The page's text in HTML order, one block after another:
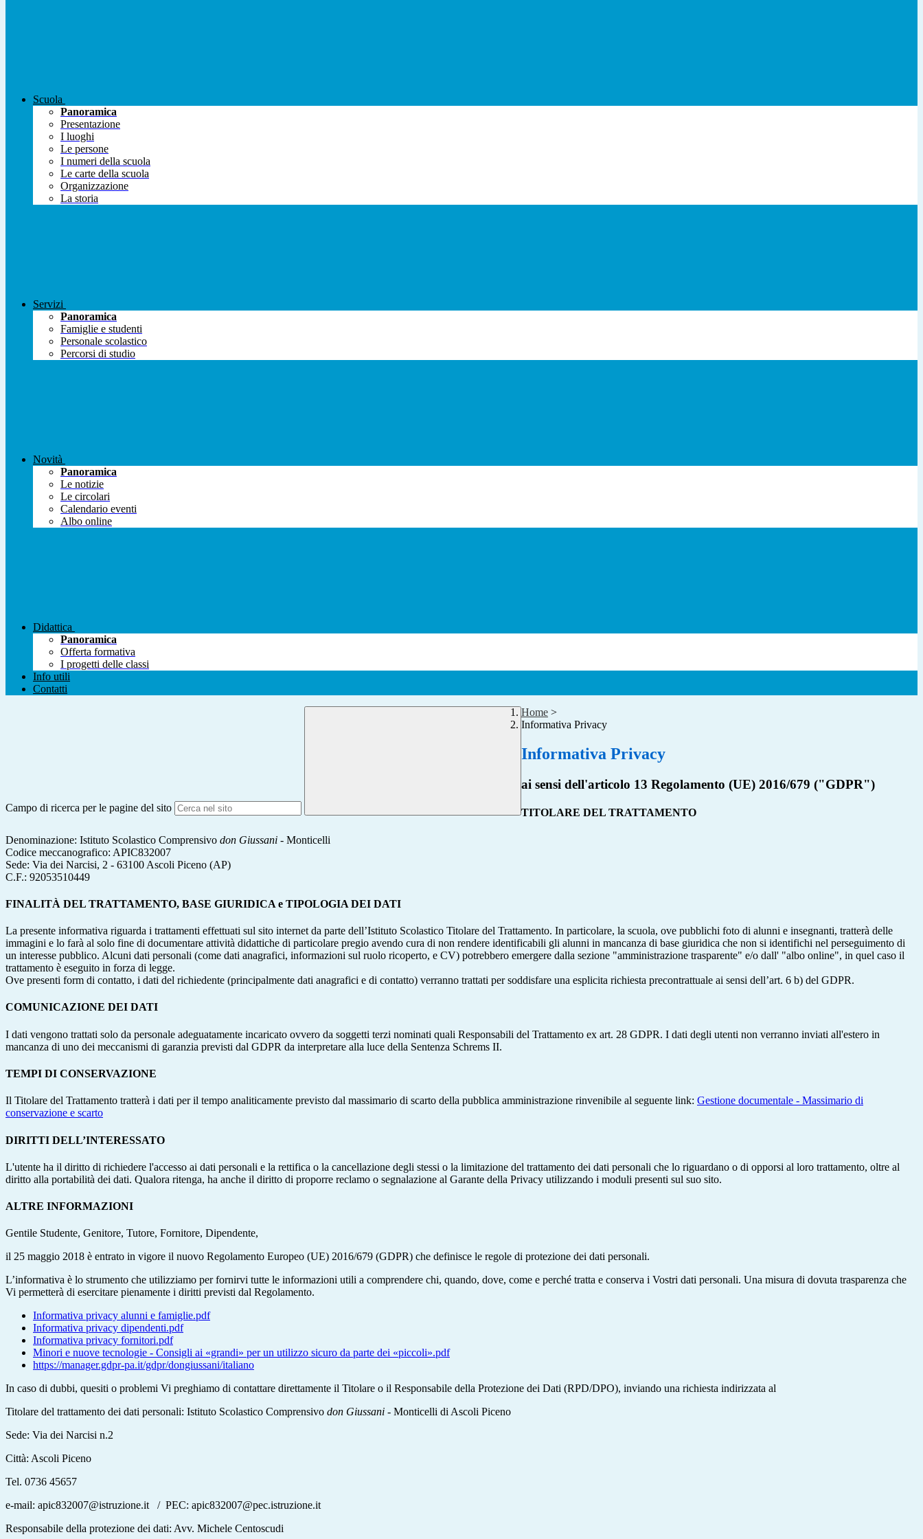
Scuola
Panoramica
Presentazione
I luoghi
Le persone
I numeri della scuola
Le carte della scuola
Organizzazione
La storia
Servizi
Panoramica
Famiglie e studenti
Personale scolastico
Percorsi di studio
Novità
Panoramica
Le notizie
Le circolari
Calendario eventi
Albo online
Didattica
Panoramica
Offerta formativa
I progetti delle classi
Info utili
Contatti
Campo di ricerca per le pagine del sito
Home >
Informativa Privacy
Informativa Privacy
ai sensi dell'articolo 13 Regolamento (UE) 2016/679 ("GDPR")
TITOLARE DEL TRATTAMENTO
Denominazione: Istituto Scolastico Comprensivo don Giussani - Monticelli
Codice meccanografico: APIC832007
Sede: Via dei Narcisi, 2 - 63100 Ascoli Piceno (AP)
C.F.: 92053510449
FINALITÀ DEL TRATTAMENTO, BASE GIURIDICA e TIPOLOGIA DEI DATI
La presente informativa riguarda i trattamenti effettuati sul sito internet da parte dell’Istituto Scolastico Titolare del Trattamento. In particolare, la scuola, ove pubblichi foto di alunni e insegnanti, tratterà delle
immagini e lo farà al solo fine di documentare attività didattiche di particolare pregio avendo cura di non rendere identificabili gli alunni in mancanza di base giuridica che non si identifichi nel perseguimento di
un interesse pubblico. Alcuni dati personali (come dati anagrafici, informazioni sul ruolo ricoperto, e CV) potrebbero emergere dalla sezione "amministrazione trasparente" e/o dall' "albo online", in quel caso il
trattamento è eseguito in forza di legge.
Ove presenti form di contatto, i dati del richiedente (principalmente dati anagrafici e di contatto) verranno trattati per soddisfare una esplicita richiesta precontrattuale ai sensi dell’art. 6 b) del GDPR.
COMUNICAZIONE DEI DATI
I dati vengono trattati solo da personale adeguatamente incaricato ovvero da soggetti terzi nominati quali Responsabili del Trattamento ex art. 28 GDPR. I dati degli utenti non verranno inviati all'estero in
mancanza di uno dei meccanismi di garanzia previsti dal GDPR da interpretare alla luce della Sentenza Schrems II.
TEMPI DI CONSERVAZIONE
Il Titolare del Trattamento tratterà i dati per il tempo analiticamente previsto dal massimario di scarto della pubblica amministrazione rinvenibile al seguente link: Gestione documentale - Massimario di
conservazione e scarto
DIRITTI DELL’INTERESSATO
L'utente ha il diritto di richiedere l'accesso ai dati personali e la rettifica o la cancellazione degli stessi o la limitazione del trattamento dei dati personali che lo riguardano o di opporsi al loro trattamento, oltre al
diritto alla portabilità dei dati. Qualora ritenga, ha anche il diritto di proporre reclamo o segnalazione al Garante della Privacy utilizzando i moduli presenti sul suo sito.
ALTRE INFORMAZIONI
Gentile Studente, Genitore, Tutore, Fornitore, Dipendente,
il 25 maggio 2018 è entrato in vigore il nuovo Regolamento Europeo (UE) 2016/679 (GDPR) che definisce le regole di protezione dei dati personali.
L’informativa è lo strumento che utilizziamo per fornirvi tutte le informazioni utili a comprendere chi, quando, dove, come e perché tratta e conserva i Vostri dati personali. Una misura di dovuta trasparenza che
Vi permetterà di esercitare pienamente i diritti previsti dal Regolamento.
Informativa privacy alunni e famiglie.pdf
Informativa privacy dipendenti.pdf
Informativa privacy fornitori.pdf
Minori e nuove tecnologie - Consigli ai «grandi» per un utilizzo sicuro da parte dei «piccoli».pdf
https://manager.gdpr-pa.it/gdpr/dongiussani/italiano
In caso di dubbi, quesiti o problemi Vi preghiamo di contattare direttamente il Titolare o il Responsabile della Protezione dei Dati (RPD/DPO), inviando una richiesta indirizzata al
Titolare del trattamento dei dati personali: Istituto Scolastico Comprensivo don Giussani - Monticelli di Ascoli Piceno
Sede: Via dei Narcisi n.2
Città: Ascoli Piceno
Tel. 0736 45657
e-mail: apic832007@istruzione.it / PEC: apic832007@pec.istruzione.it
Responsabile della protezione dei dati: Avv. Michele Centoscudi